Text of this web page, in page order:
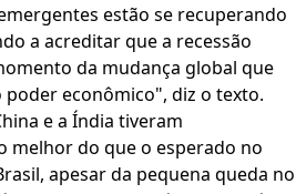
estão se recuperando
a acreditar que a recessão
da mudança global que
econômico", diz o texto.
e a Índia tiveram
melhor do que o esperado no
apesar da pequena queda no